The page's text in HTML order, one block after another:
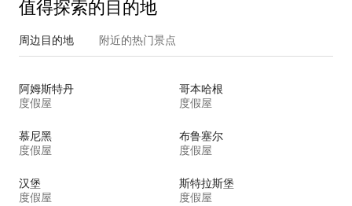
值得探索的目的地
周边目的地 附近的热门景点
阿姆斯特丹
度假屋
哥本哈根
度假屋
慕尼黑
度假屋
布鲁塞尔
度假屋
汉堡
度假屋
斯特拉斯堡
度假屋